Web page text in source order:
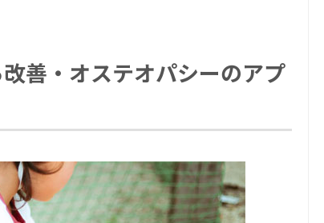
善・オステオパシーのアプ